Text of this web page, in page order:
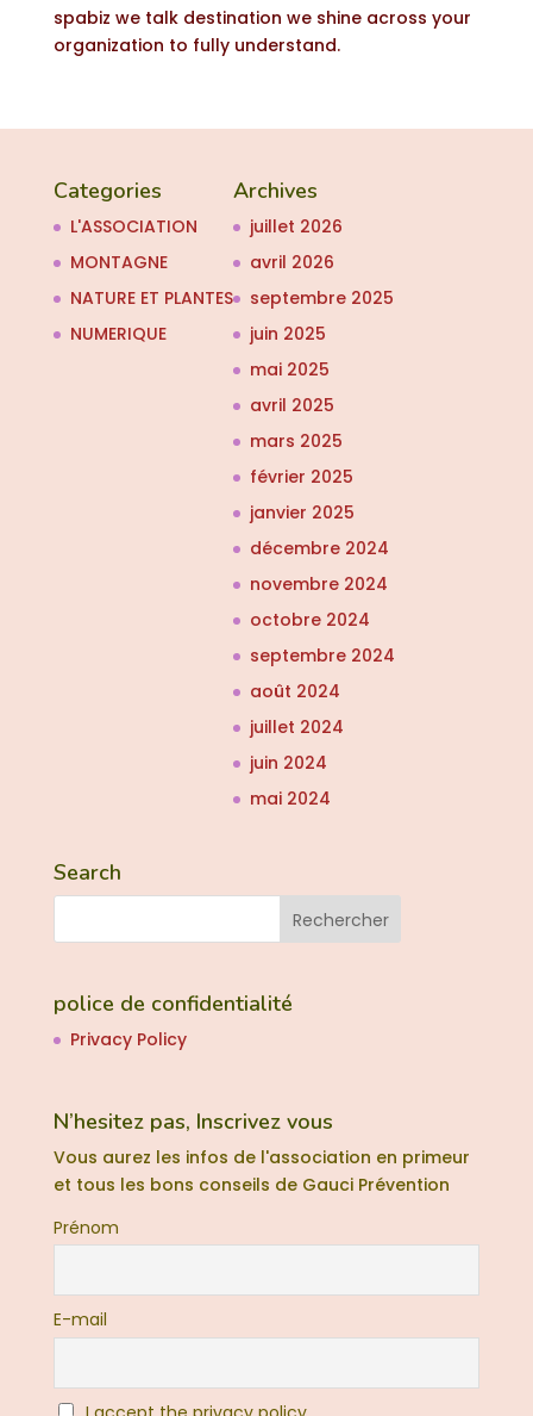
spabiz we talk destination we shine across your
organization to fully understand.
Categories
L'ASSOCIATION
MONTAGNE
NATURE ET PLANTES
NUMERIQUE
Archives
juillet 2026
avril 2026
septembre 2025
juin 2025
mai 2025
avril 2025
mars 2025
février 2025
janvier 2025
décembre 2024
novembre 2024
octobre 2024
septembre 2024
août 2024
juillet 2024
juin 2024
mai 2024
Search
police de confidentialité
Privacy Policy
N’hesitez pas, Inscrivez vous
Vous aurez les infos de l'association en primeur
et tous les bons conseils de Gauci Prévention
Prénom
E-mail